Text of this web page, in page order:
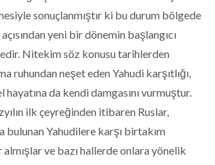
sonuçlanmıştır ki bu durum bölgede
yeni bir dönemin başlangıcı
Nitekim söz konusu tarihlerden
ruhundan neşet eden Yahudi karşıtlığı,
hayatına da kendi damgasını vurmuştur.
ilk çeyreğinden itibaren Ruslar,
bulunan Yahudilere karşı birtakım
almışlar ve bazı hallerde onlara yönelik